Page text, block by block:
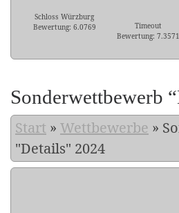
Schloss Würzburg
Bewertung: 6.0769
Timeout
Bewertung: 7.3571
Sonderwettbewerb
Start » Wettbewerbe »
"Details" 2024